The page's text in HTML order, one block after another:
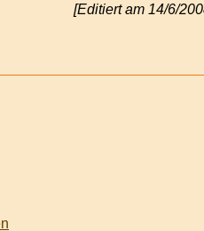
[Editiert am 14/6/